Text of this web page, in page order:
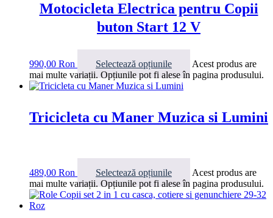
Motocicleta Electrica pentru Copii
buton Start 12 V
990,00 Ron Selectează opțiunile
Acest produs are
mai multe variații. Opțiunile pot fi alese în pagina produsului.
Tricicleta cu Maner Muzica si Lumini
489,00 Ron Selectează opțiunile
Acest produs are
mai multe variații. Opțiunile pot fi alese în pagina produsului.